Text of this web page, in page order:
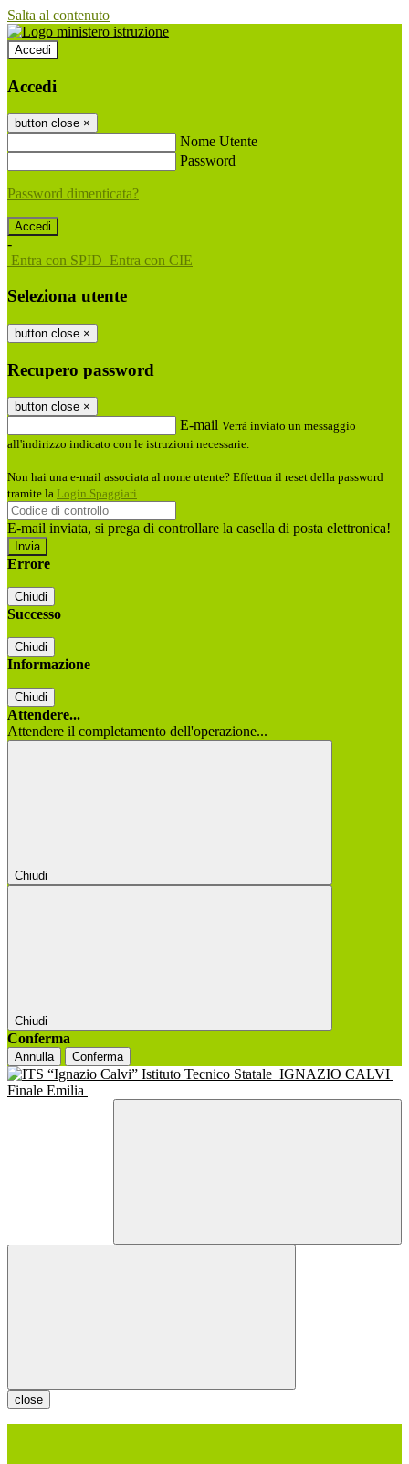
Salta al contenuto
Accedi
Accedi
button close ×
Nome Utente
Password
Password dimenticata?
-
Entra con SPID Entra con CIE
Seleziona utente
button close ×
Recupero password
button close ×
E-mail Verrà inviato un messaggio
all'indirizzo indicato con le istruzioni necessarie.
Non hai una e-mail associata al nome utente? Effettua il reset della password
tramite la Login Spaggiari
E-mail inviata, si prega di controllare la casella di posta elettronica!
Errore
Chiudi
Successo
Chiudi
Informazione
Chiudi
Attendere...
Attendere il completamento dell'operazione...
Chiudi
Chiudi
Conferma
Annulla Conferma
Istituto Tecnico Statale IGNAZIO CALVI
Finale Emilia
close